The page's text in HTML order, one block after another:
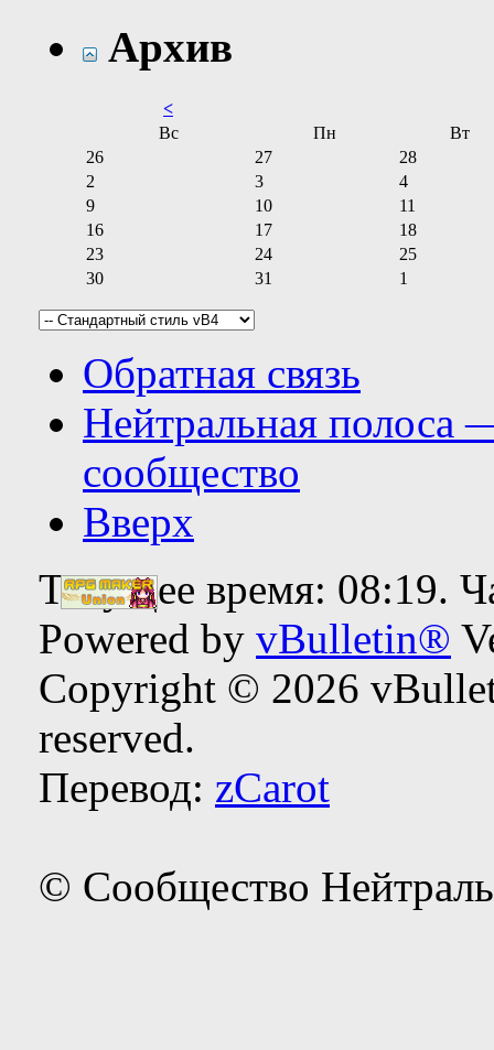
Архив
<
Вс
Пн
Вт
26
27
28
2
3
4
9
10
11
16
17
18
23
24
25
30
31 1
Обратная связь
Нейтральная полоса
сообщество
Вверх
Текущее время: 08:19.
Powered by vBulletin®
Copyright © 2026
reserved.
Перевод: zCarot
© Сообщество